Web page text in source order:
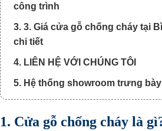
công trình
3. 3. Giá cửa gỗ chống cháy tại
chi tiết
4. LIÊN HỆ VỚI CHÚNG TÔI
5. Hệ thống showroom trưng
1. Cửa gỗ chống cháy là